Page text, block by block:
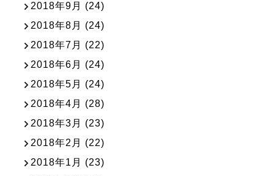
2018年9月 (24)
2018年8月 (24)
2018年7月 (22)
2018年6月 (24)
2018年5月 (24)
2018年4月 (28)
2018年3月 (23)
2018年2月 (22)
2018年1月 (23)